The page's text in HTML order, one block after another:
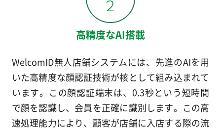
高精度なAI搭載
WelcomID無人店舗システムには、先進のAIを用
いた高精度な顔認証技術が核として組み込まれて
います。この顔認証端末は、0.3秒という短時間
で顔を認識し、会員を正確に識別します。この高
速処理能力により、顧客が店舗に入店する際の流